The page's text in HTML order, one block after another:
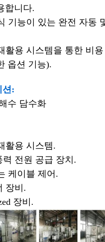
합니다.
기능이 있는 완전 자동
활용 시스템을 통한 비
옵션 기능).
션:
수 담수화
활용 시스템.
력 전원 공급 장치.
케이블 제어.
장비.
장비.